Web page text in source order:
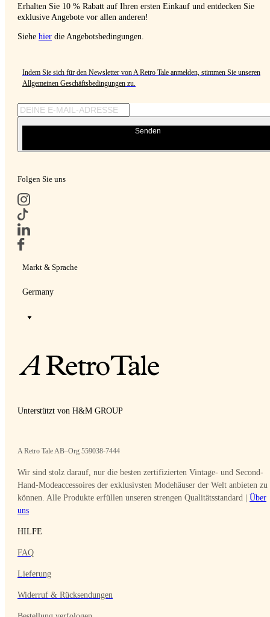
Erhalten Sie 10 % Rabatt auf Ihren ersten Einkauf und entdecken Sie
exklusive Angebote vor allen anderen!
Siehe hier die Angebotsbedingungen.
Indem Sie sich für den Newsletter von A Retro Tale anmelden, stimmen Sie unseren
Allgemeinen Geschäftsbedingungen zu.
Senden
Folgen Sie uns
Markt & Sprache
Germany
Unterstützt von H&M GROUP
A Retro Tale AB–Org 559038-7444
Wir sind stolz darauf, nur die besten zertifizierten Vintage- und Second-
Hand-Modeaccessoires der exklusivsten Modehäuser der Welt anbieten zu
können. Alle Produkte erfüllen unseren strengen Qualitätsstandard | Über
uns
HILFE
FAQ
Lieferung
Widerruf & Rücksendungen